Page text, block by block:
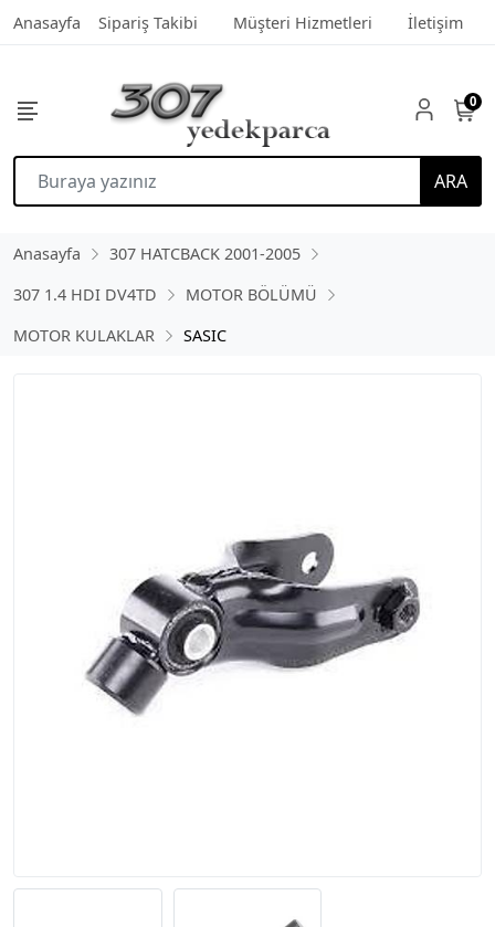
Anasayfa Sipariş Takibi Müşteri Hizmetleri İletişim
ARA
0
Anasayfa
307 HATCBACK 2001-2005
307 1.4 HDI DV4TD
MOTOR BÖLÜMÜ
MOTOR KULAKLAR
SASIC